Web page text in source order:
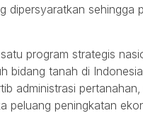
dipersyaratkan sehingga
program strategis
bidang tanah di
administrasi
peluang peningkatan